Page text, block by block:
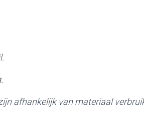
afhankelijk van materiaal